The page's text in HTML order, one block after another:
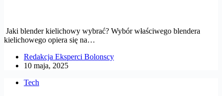
Jaki blender kielichowy wybrać? Wybór właściwego blendera
kielichowego opiera się na…
Redakcja Eksperci Bolonscy
10 maja, 2025
Tech